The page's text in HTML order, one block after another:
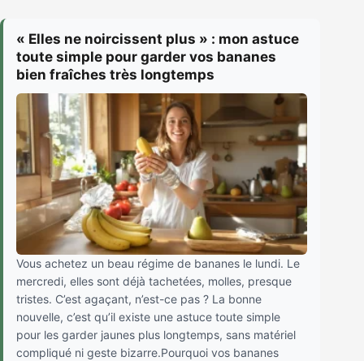
« Elles ne noircissent plus » : mon astuce
toute simple pour garder vos bananes
bien fraîches très longtemps
Vous achetez un beau régime de bananes le lundi. Le
mercredi, elles sont déjà tachetées, molles, presque
tristes. C’est agaçant, n’est-ce pas ? La bonne
nouvelle, c’est qu’il existe une astuce toute simple
pour les garder jaunes plus longtemps, sans matériel
compliqué ni geste bizarre.Pourquoi vos bananes